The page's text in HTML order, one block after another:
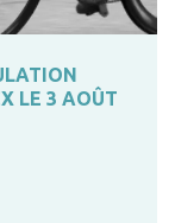
LE 3 AOÛT